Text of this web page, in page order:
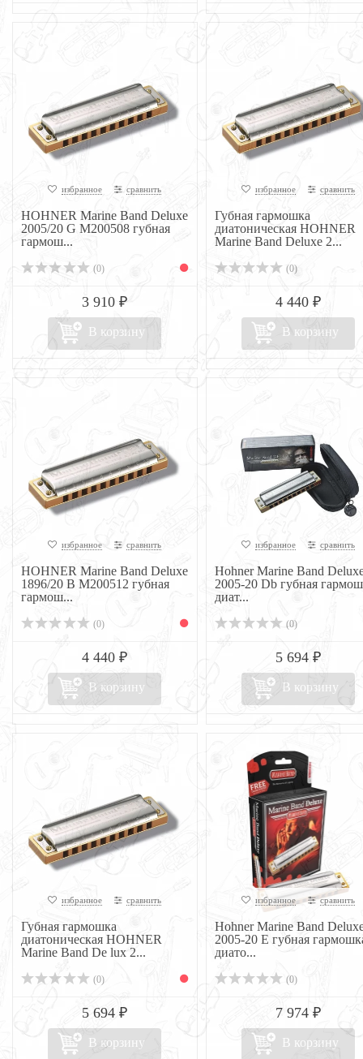
избранное сравнить
HOHNER Marine Band Deluxe
2005/20 G M200508 губная
гармош...
(0)
3 910 ₽
В корзину
избранное сравнить
Губная гармошка
диатоническая HOHNER
Marine Band Deluxe 2...
(0)
4 440 ₽
В корзину
избранное сравнить
HOHNER Marine Band Deluxe
1896/20 B M200512 губная
гармош...
(0)
4 440 ₽
В корзину
избранное сравнить
Hohner Marine Band
2005-20 Db губная
диат...
(0)
5 694 ₽
В корзину
избранное сравнить
Губная гармошка
диатоническая HOHNER
Marine Band De lux 2...
(0)
5 694 ₽
В корзину
избранное сравнить
Hohner Marine Band
2005-20 E губная
диато...
(0)
7 974 ₽
В корзину